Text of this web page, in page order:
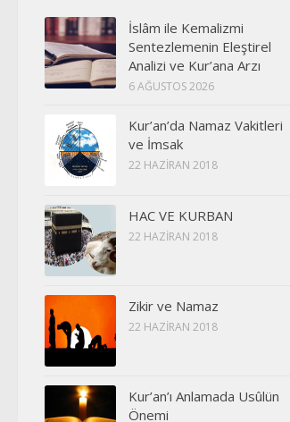
İslâm ile Kemalizmi
Sentezlemenin Eleştirel
Analizi ve Kur’ana Arzı
6 AĞUSTOS 2026
Kur’an’da Namaz Vakitleri
ve İmsak
22 HAZIRAN 2018
HAC VE KURBAN
22 HAZIRAN 2018
Zikir ve Namaz
22 HAZIRAN 2018
Kur’an’ı Anlamada Usûlün
Önemi